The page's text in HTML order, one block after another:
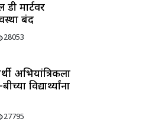
डी मार्टवर
बंद
28053
अभियांत्रिकीला
विद्यार्थ्यांना
27795